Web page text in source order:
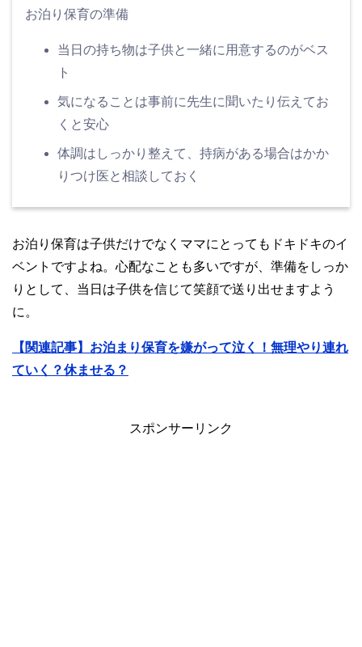
お泊り保育の準備
当日の持ち物は子供と一緒に用意するのがベス
ト
気になることは事前に先生に聞いたり伝えてお
くと安心
体調はしっかり整えて、持病がある場合はかか
りつけ医と相談しておく
お泊り保育は子供だけでなくママにとってもドキドキのイ
ベントですよね。心配なことも多いですが、準備をしっか
りとして、当日は子供を信じて笑顔で送り出せますよう
に。
【関連記事】お泊まり保育を嫌がって泣く！無理やり連れ
ていく？休ませる？
スポンサーリンク